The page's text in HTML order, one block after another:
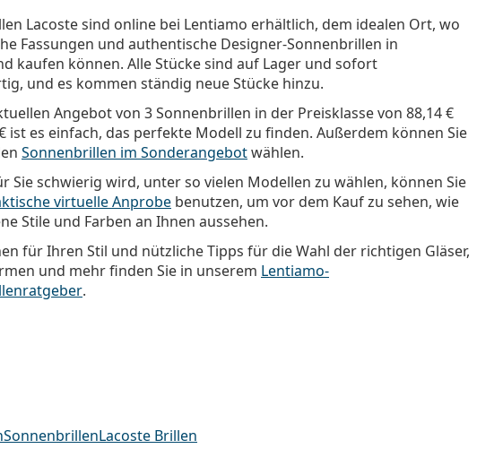
Lacoste sind online bei Lentiamo erhältlich, dem idealen Ort, wo
Fassungen und authentische Designer-Sonnenbrillen in
kaufen können. Alle Stücke sind auf Lager und sofort
und es kommen ständig neue Stücke hinzu.
Angebot von 3 Sonnenbrillen in der Preisklasse von 88,14 €
ist es einfach, das perfekte Modell zu finden. Außerdem können Sie
Sonnenbrillen im Sonderangebotwählen.
Sie schwierig wird, unter so vielen Modellen zu wählen, können Sie
virtuelle Anprobe benutzen, um vor dem Kauf zu sehen, wie
Stile und Farben an Ihnen aussehen.
für Ihren Stil und nützliche Tipps für die Wahl der richtigen Gläser,
und mehr finden Sie in unserem Lentiamo-
.
SonnenbrillenLacoste Brillen